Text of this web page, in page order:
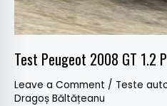
Test Peugeot 2008 GT 1.2
Leave a Comment / Teste
Dragoș Băltățeanu